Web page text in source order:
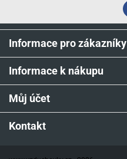
Informace pro zákazníky
Informace k nákupu
Můj účet
Kontakt